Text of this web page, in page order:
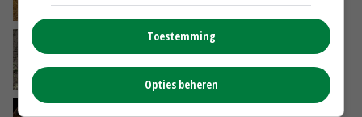
GISTEREN, 15:29
Emmeloord noteert eerste zaaiuien op
maximaal 20 euro
Toestemming
Opties beheren